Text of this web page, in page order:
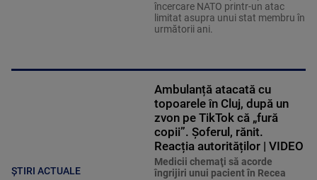
încercare NATO printr-un atac
limitat asupra unui stat membru în
următorii ani.
ȘTIRI ACTUALE
Ambulanță atacată cu
topoarele în Cluj, după un
zvon pe TikTok că „fură
copii”. Șoferul, rănit.
Reacția autorităților | VIDEO
Medicii chemaţi să acorde
îngrijiri unui pacient în Recea